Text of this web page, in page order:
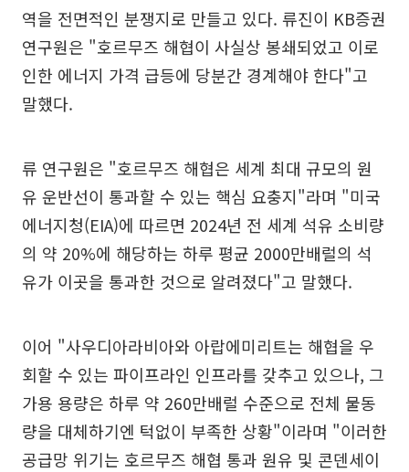
역을 전면적인 분쟁지로 만들고 있다. 류진이 KB증권
연구원은 "호르무즈 해협이 사실상 봉쇄되었고 이로
인한 에너지 가격 급등에 당분간 경계해야 한다"고
말했다.
류 연구원은 "호르무즈 해협은 세계 최대 규모의 원
유 운반선이 통과할 수 있는 핵심 요충지"라며 "미국
에너지청(EIA)에 따르면 2024년 전 세계 석유 소비량
의 약 20%에 해당하는 하루 평균 2000만배럴의 석
유가 이곳을 통과한 것으로 알려졌다"고 말했다.
이어 "사우디아라비아와 아랍에미리트는 해협을 우
회할 수 있는 파이프라인 인프라를 갖추고 있으나, 그
가용 용량은 하루 약 260만배럴 수준으로 전체 물동
량을 대체하기엔 턱없이 부족한 상황"이라며 "이러한
공급망 위기는 호르무즈 해협 통과 원유 및 콘덴세이